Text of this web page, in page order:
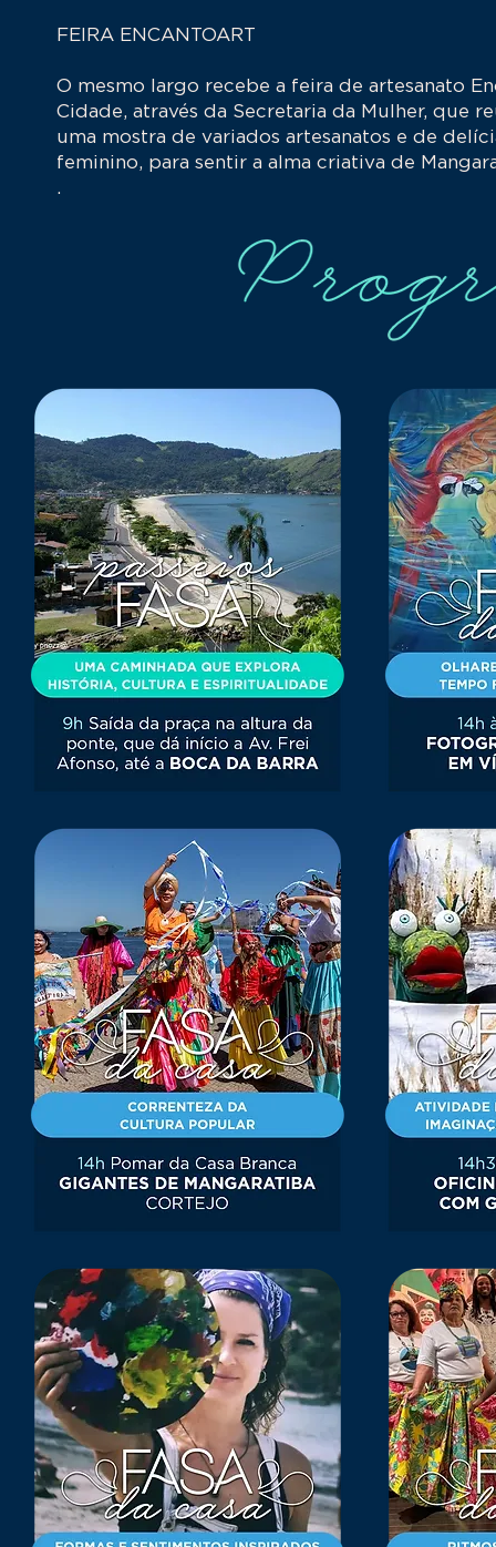
FEIRA ENCANTOART
O mesmo largo recebe a feira de artesanato
Cidade, através da Secretaria da Mulher, que
uma mostra de variados artesanatos e de
feminino, para sentir a alma criativa de
.